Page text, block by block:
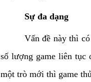
Sự đa dạng
Vấn đề này thì
số lượng game liên tục
một trò mới thì game